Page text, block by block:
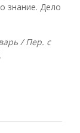
знание. Дело
/ Пер. с